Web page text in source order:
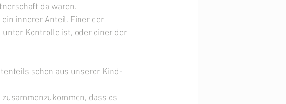
da waren.
innerer Anteil. Einer der
Kontrolle ist, oder einer der
schon aus unserer Kind-
dass es